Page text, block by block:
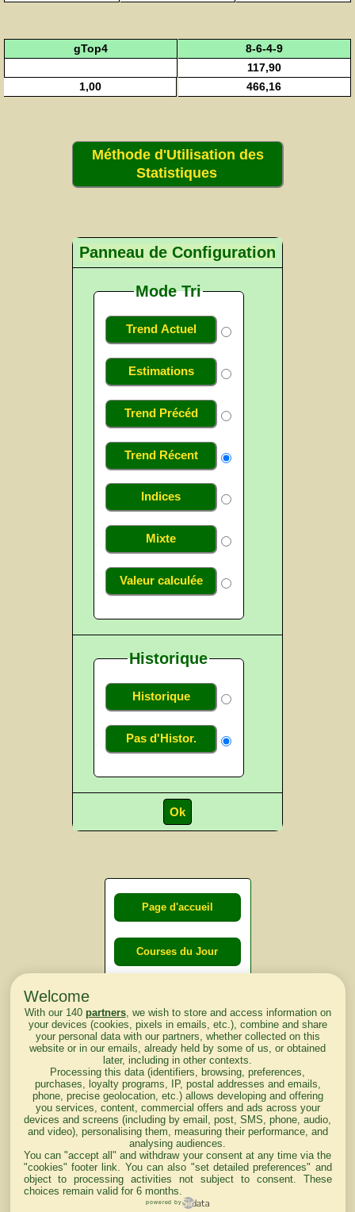
gTop4
8-6-4-9
117,90
1,00
466,16
Méthode d'Utilisation des
Statistiques
Panneau de Configuration
Mode Tri
Trend Actuel
Estimations
Trend Précéd
Trend Récent
Indices
Mixte
Valeur calculée
Historique
Historique
Pas d'Histor.
Page d'accueil
Courses du Jour
lendemain
Courses
d'aujourd'hui
Haut de Page
Welcome
With our 140 partners, we wish to store and access information on
your devices (cookies, pixels in emails, etc.), combine and share
your personal data with our partners, whether collected on this
website or in our emails, already held by some of us, or obtained
later, including in other contexts.
Processing this data (identifiers, browsing, preferences,
purchases, loyalty programs, IP, postal addresses and emails,
phone, precise geolocation, etc.) allows developing and offering
you services, content, commercial offers and ads across your
devices and screens (including by email, post, SMS, phone, audio,
and video), personalising them, measuring their performance, and
analysing audiences.
You can "accept all" and withdraw your consent at any time via the
"cookies" footer link . You can also "set detailed preferences" and
object to processing activities not subject to consent. These
choices remain valid for 6 months.
powered by